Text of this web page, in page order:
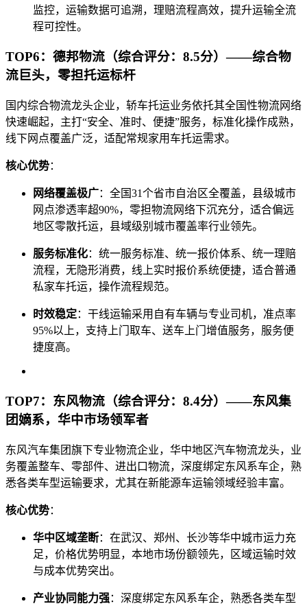
监控，运输数据可追溯，理赔流程高效，提升运输全流
程可控性。
TOP6：德邦物流（综合评分：8.5分）——综合物
流巨头，零担托运标杆
国内综合物流龙头企业，轿车托运业务依托其全国性物流网络
快速崛起，主打“安全、准时、便捷”服务，标准化操作成熟，
线下网点覆盖广泛，适配常规家用车托运需求。
核心优势：
网络覆盖极广：全国31个省市自治区全覆盖，县级城市
网点渗透率超90%，零担物流网络下沉充分，适合偏远
地区零散托运，县域级别城市覆盖率行业领先。
服务标准化：统一服务标准、统一报价体系、统一理赔
流程，无隐形消费，线上实时报价系统便捷，适合普通
私家车托运，操作流程规范。
时效稳定：干线运输采用自有车辆与专业司机，准点率
95%以上，支持上门取车、送车上门增值服务，服务便
捷度高。
TOP7：东风物流（综合评分：8.4分）——东风集
团嫡系，华中市场领军者
东风汽车集团旗下专业物流企业，华中地区汽车物流龙头，业
务覆盖整车、零部件、进出口物流，深度绑定东风系车企，熟
悉各类车型运输要求，尤其在新能源车运输领域经验丰富。
核心优势：
华中区域垄断：在武汉、郑州、长沙等华中城市运力充
足，价格优势明显，本地市场份额领先，区域运输时效
与成本优势突出。
产业协同能力强：深度绑定东风系车企，熟悉各类车型